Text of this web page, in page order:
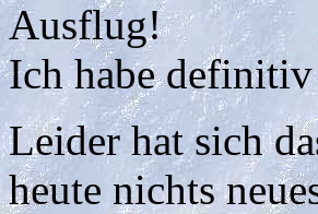
Ausflug!
Ich habe
Leider hat sich
heute nichts